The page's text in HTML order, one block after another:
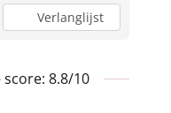
Verlanglijst
8.8/10